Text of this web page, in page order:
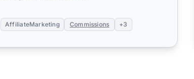
Carryover, var...
AffiliateMarketing Commissions +3